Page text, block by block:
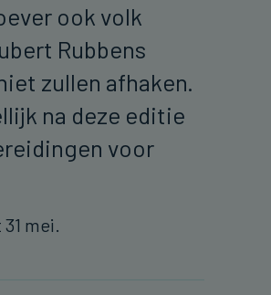
ook volk
Rubbens
zullen afhaken.
na deze editie
voor
mei.